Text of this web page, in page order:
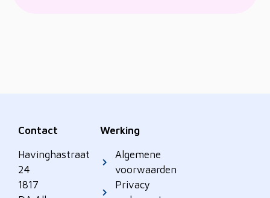
Contact
Havinghastraat
24
1817
Werking
Algemene
voorwaarden
Privacy